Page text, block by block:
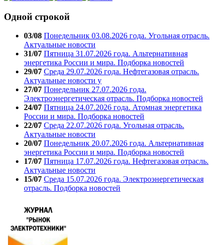
Одной строкой
03/08 Понедельник 03.08.2026 года. Угольная отрасль.
Актуальные новости
31/07 Пятница 31.07.2026 года. Альтернативная
энергетика России и мира. Подборка новостей
29/07 Среда 29.07.2026 года. Нефтегазовая отрасль.
Актуальные новости у
27/07 Понедельник 27.07.2026 года.
Электроэнергетическая отрасль. Подборка новостей
24/07 Пятница 24.07.2026 года. Атомная энергетика
России и мира. Подборка новостей
22/07 Среда 22.07.2026 года. Угольная отрасль.
Актуальные новости
20/07 Понедельник 20.07.2026 года. Альтернативная
энергетика России и мира. Подборка новостей
17/07 Пятница 17.07.2026 года. Нефтегазовая отрасль.
Актуальные новости
15/07 Среда 15.07.2026 года. Электроэнергетическая
отрасль. Подборка новостей